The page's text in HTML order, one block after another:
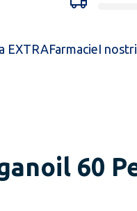
EXTRAFarmacieI
60